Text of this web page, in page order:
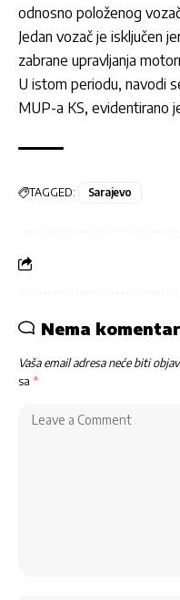
odnosno položenog
Jedan vozač je isključen
zabrane upravljanja
U istom periodu, navodi
MUP-a KS, evidentirano
TAGGED: Sarajevo
Nema
Vaša email adresa neće biti
sa *